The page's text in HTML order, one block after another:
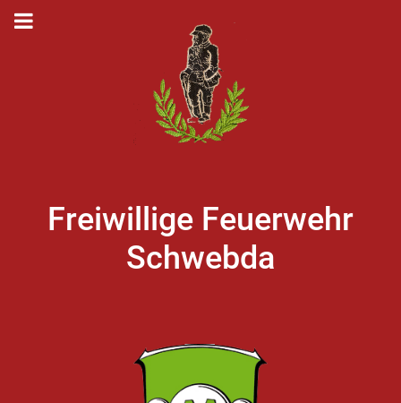
Freiwillige Feuerwehr
Schwebda